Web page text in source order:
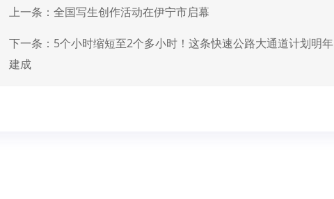
上一条： 全国写生创作活动在伊宁市启幕
下一条： 5个小时缩短至2个多小时！这条快速公路大通道计划明年
建成